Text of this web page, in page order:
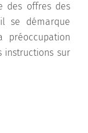
des offres des
se démarque
préoccupation
instructions sur